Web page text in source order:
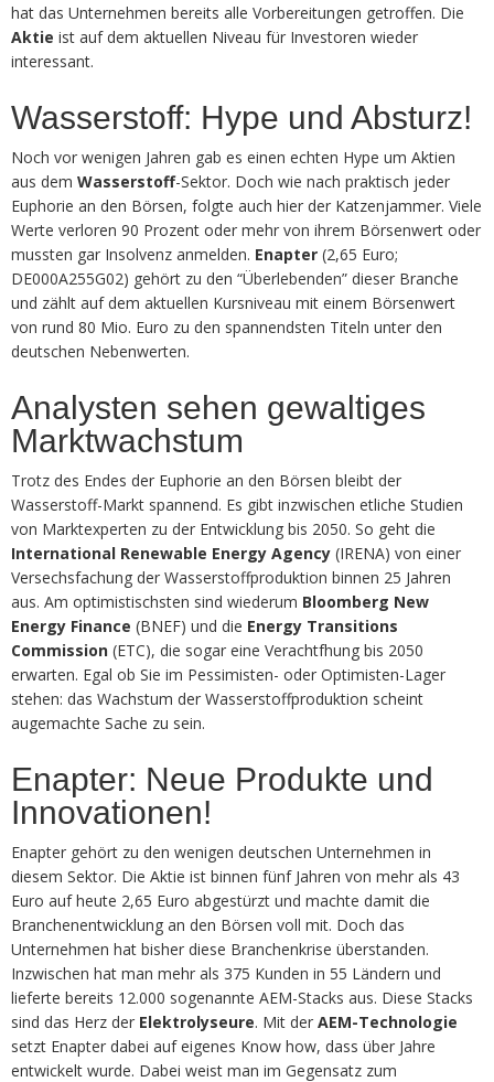
hat das Unternehmen bereits alle Vorbereitungen getroffen. Die
Aktie ist auf dem aktuellen Niveau für Investoren wieder
interessant.
Wasserstoff: Hype und Absturz!
Noch vor wenigen Jahren gab es einen echten Hype um Aktien
aus dem Wasserstoff-Sektor. Doch wie nach praktisch jeder
Euphorie an den Börsen, folgte auch hier der Katzenjammer. Viele
Werte verloren 90 Prozent oder mehr von ihrem Börsenwert oder
mussten gar Insolvenz anmelden. Enapter (2,65 Euro;
DE000A255G02) gehört zu den “Überlebenden” dieser Branche
und zählt auf dem aktuellen Kursniveau mit einem Börsenwert
von rund 80 Mio. Euro zu den spannendsten Titeln unter den
deutschen Nebenwerten.
Analysten sehen gewaltiges
Marktwachstum
Trotz des Endes der Euphorie an den Börsen bleibt der
Wasserstoff-Markt spannend. Es gibt inzwischen etliche Studien
von Marktexperten zu der Entwicklung bis 2050. So geht die
International Renewable Energy Agency (IRENA) von einer
Versechsfachung der Wasserstoffproduktion binnen 25 Jahren
aus. Am optimistischsten sind wiederum Bloomberg New
Energy Finance (BNEF) und die Energy Transitions
Commission (ETC), die sogar eine Verachtfhung bis 2050
erwarten. Egal ob Sie im Pessimisten- oder Optimisten-Lager
stehen: das Wachstum der Wasserstoffproduktion scheint
augemachte Sache zu sein.
Enapter: Neue Produkte und
Innovationen!
Enapter gehört zu den wenigen deutschen Unternehmen in
diesem Sektor. Die Aktie ist binnen fünf Jahren von mehr als 43
Euro auf heute 2,65 Euro abgestürzt und machte damit die
Branchenentwicklung an den Börsen voll mit. Doch das
Unternehmen hat bisher diese Branchenkrise überstanden.
Inzwischen hat man mehr als 375 Kunden in 55 Ländern und
lieferte bereits 12.000 sogenannte AEM-Stacks aus. Diese Stacks
sind das Herz der Elektrolyseure. Mit der AEM-Technologie
setzt Enapter dabei auf eigenes Know how, dass über Jahre
entwickelt wurde. Dabei weist man im Gegensatz zum